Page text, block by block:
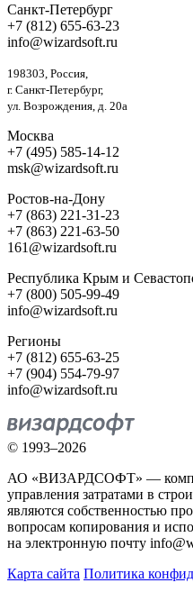
Санкт-Петербург
+7 (812) 655-63-23
info@wizardsoft.ru
198303, Россия,
г. Санкт-Петербург,
ул. Возрождения, д. 20а
Москва
+7 (495) 585-14-12
msk@wizardsoft.ru
Ростов-на-Дону
+7 (863) 221-31-23
+7 (863) 221-63-50
161@wizardsoft.ru
Республика Крым и
+7 (800) 505-99-49
info@wizardsoft.ru
Регионы
+7 (812) 655-63-25
+7 (904) 554-79-97
info@wizardsoft.ru
© 1993–2026
АО «ВИЗАРДСОФТ» —
управления затратами в
являются собственностью
вопросам копирования и
на электронную почту
Карта сайта Политика